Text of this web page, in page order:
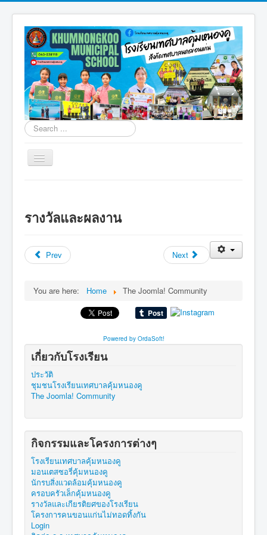
Search
...
Toggle
Navigation
มอนเตสซอรี่คุ้มหนองคู
รางวัลและเกียรติยศ
ชุมชนคุ้มหนองคู
บุคลากร
วิสัยทัศน์ พันธกิจ ยุทธศาสตร์
โครงสร้างภายในองค์กร
การแต่งกายและระเบียบโรงเรียน
ข้อมูลนักเรียน
ข้อมูลทั่วไป
แผนผังอาคารสถานที่
เผยแพร่ผลงานวิชาการครู
ติดต่อ
รางวัลและผลงาน
Prev Next
You are here: Home The Joomla! Community
Powered by OrdaSoft!
เกี่ยวกับโรงเรียน
ประวัติ
ชุมชนโรงเรียนเทศบาลคุ้มหนองคู
The Joomla! Community
กิจกรรมและโครงการต่างๆ
โรงเรียนเทศบาลคุ้มหนองคู
มอนเตสซอรี่คุ้มหนองคู
นักรบสิ่งแวดล้อมคุ้มหนองคู
ครอบครัวเล็กคุ้มหนองคู
รางวัลและเกียรติยศของโรงเรียน
โครงการคนขอนแก่นไม่ทอดทิ้งกัน
Login